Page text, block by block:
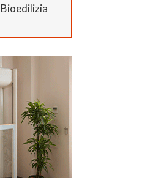
Bioedilizia